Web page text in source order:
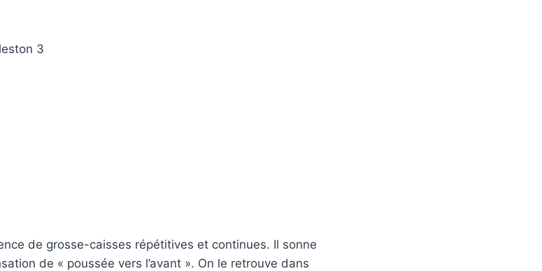
3
de grosse-caisses répétitives et continues. Il sonne
de « poussée vers l’avant ». On le retrouve dans